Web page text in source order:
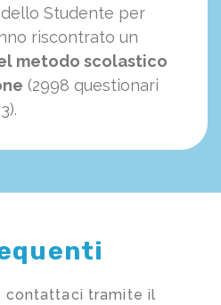
Studente per
riscontrato un
metodo scolastico
(2998 questionari
contattaci tramite il